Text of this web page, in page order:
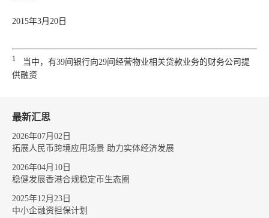
2015年3月20日
1
当中，有39间银行向29间经营物业相关贷款业务的财务公司提
供融资
最新汇思
2026年07月02日
拓展人民币跨境应用场景 助力实体经济发展
2026年04月10日
稳健发展香港合规稳定币生态圈
2025年12月23日
中小企融资担保计划